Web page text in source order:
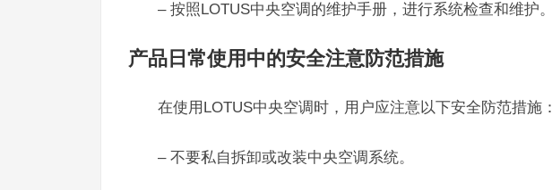
– 按照LOTUS中央空调的维护手册，进行系统检查和维护。
产品日常使用中的安全注意防范措施
在使用LOTUS中央空调时，用户应注意以下安全防范措施：
– 不要私自拆卸或改装中央空调系统。